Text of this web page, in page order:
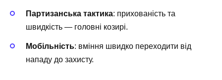
Партизанська тактика: прихованість та
швидкість — головні козирі.
Мобільність: вміння швидко переходити від
нападу до захисту.